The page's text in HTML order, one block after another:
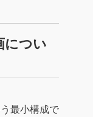
につい
最小構成で